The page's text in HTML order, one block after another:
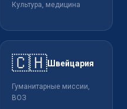
Культура, медицина
🇨🇭Швейцария
Гуманитарные миссии,
ВОЗ